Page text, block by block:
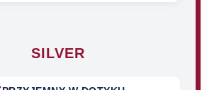
SILVER